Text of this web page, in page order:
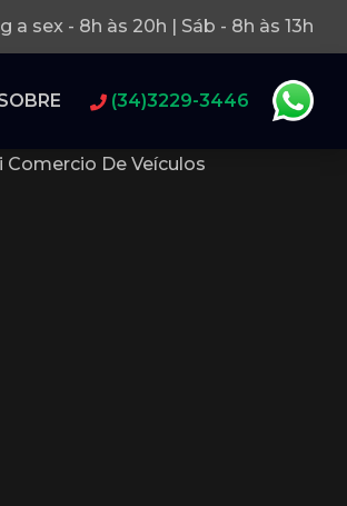
a sex - 8h às 20h | Sáb - 8h às 13h
(34)3229-3446
De Veículos